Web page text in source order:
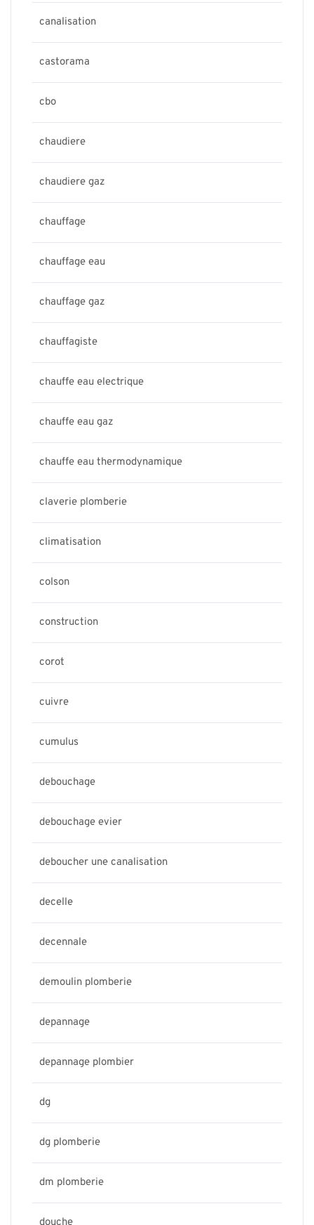
canalisation
castorama
cbo
chaudiere
chaudiere gaz
chauffage
chauffage eau
chauffage gaz
chauffagiste
chauffe eau electrique
chauffe eau gaz
chauffe eau thermodynamique
claverie plomberie
climatisation
colson
construction
corot
cuivre
cumulus
debouchage
debouchage evier
deboucher une canalisation
decelle
decennale
demoulin plomberie
depannage
depannage plombier
dg
dg plomberie
dm plomberie